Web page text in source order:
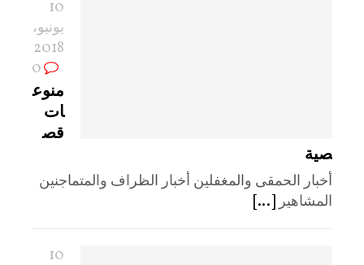
10
يونيو،
2018
0
منوع
ات
قص
صية
أخبار الحمقى والمغفلين أخبار الظراف والمتماجنين
المشاهير [...]
10